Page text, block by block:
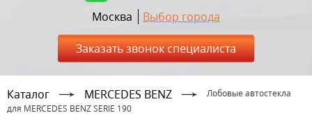
Москва Выбор города
Заказать звонок специалиста
Каталог MERCEDES BENZ
Лобовые автостекла
для MERCEDES BENZ SERIE 190